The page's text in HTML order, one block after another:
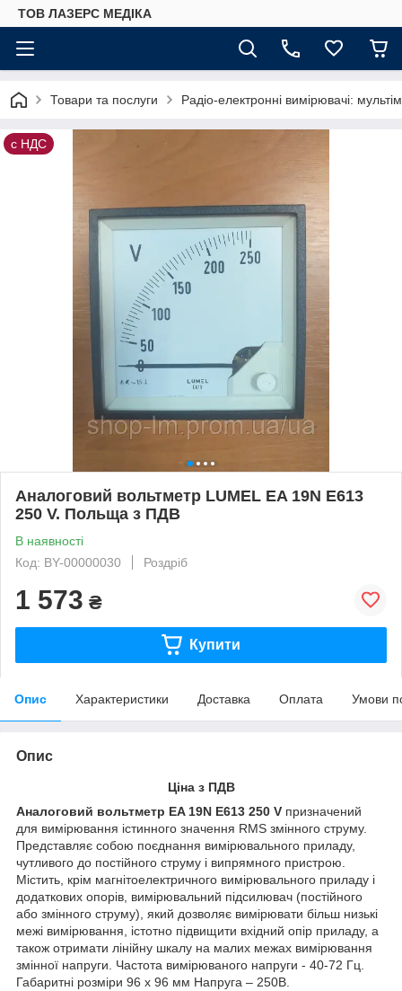
ТОВ ЛАЗЕРС МЕДІКА
Товари та послуги Радіо-електронні вимірювачі:
с НДС
Аналоговий вольтметр LUMEL EA 19N E613
250 V. Польща з ПДВ
В наявності
Код: BY-00000030
Роздріб
1 573 ₴
Купити
Опис Характеристики Доставка Оплата Умови
Опис
Ціна з ПДВ
Аналоговий вольтметр EA 19N E613 250 V призначений
для вимірювання істинного значення RMS змінного струму.
Представляє собою поєднання вимірювального приладу,
чутливого до постійного струму і випрямного пристрою.
Містить, крім магнітоелектричного вимірювального приладу і
додаткових опорів, вимірювальний підсилювач (постійного
або змінного струму), який дозволяє вимірювати більш низькі
межі вимірювання, істотно підвищити вхідний опір приладу, а
також отримати лінійну шкалу на малих межах вимірювання
змінної напруги. Частота вимірюваного напруги - 40-72 Гц.
Габаритні розміри 96 x 96 мм Напруга – 250В.